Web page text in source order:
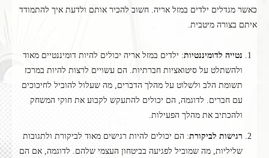
כאשר מגדלים ילדים במזל אריה. חשוב להכיר אותם ולדעת איך להתמודד
איתם בצורה מיטבית.
נטייה לדומיננטיות: ילדים במזל אריה יכולים להיות דומיננטיים מאוד
ולהשתלט על סיטואציות חברתיות. הם עשויים לרצות להיות במרכז
תשומת הלב ולשלוט על מהלך הדברים, מה שעלול להוביל לחיכוכים
עם חברים. לדוגמה, הם יכולים להתעקש לקבוע את חוקי המשחק
ולהכתיב את מהלך הפעילות.
רגישות לביקורת: הם יכולים להיות רגישים מאוד לביקורת ולתגובות
שליליות, מה שמוביל לפגיעה בביטחון העצמי שלהם. לדוגמה, אם הם